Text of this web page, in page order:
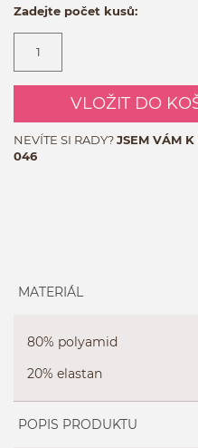
Zadejte počet kusů:
VLOŽIT DO
NEVÍTE SI RADY?JSEM VÁM
046
MATERIÁL
80% polyamid
20% elastan
POPIS PRODUKTU